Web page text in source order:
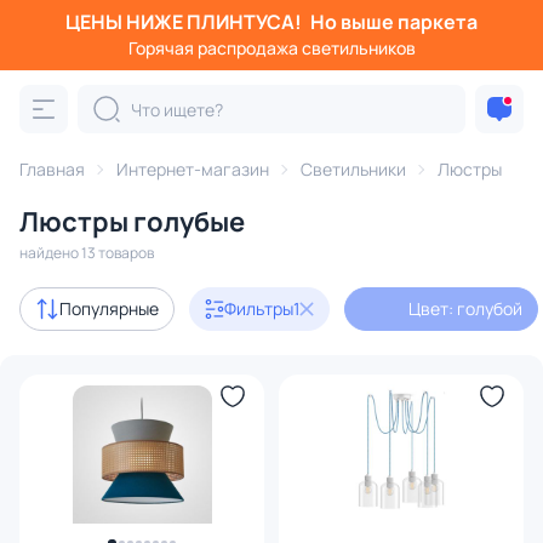
ЦЕНЫ НИЖЕ ПЛИНТУСА! Но выше паркета
Горячая распродажа светильников
Главная Интернет-магазин Светильники Люстры
Люстры голубые
найдено 13 товаров
Популярные Фильтры1 Цвет: голубой
Фильтры
Категория:
подвесные потолочные
Акции 5
Дизайнерский свет 3
В наличии 12
Доставка